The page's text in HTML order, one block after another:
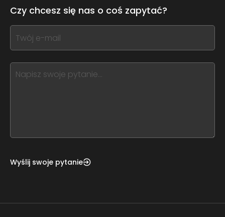
this
form
field
blank
Czy chcesz się nas o coś zapytać?
If
you
this,
leave
Wyślij swoje pytanie